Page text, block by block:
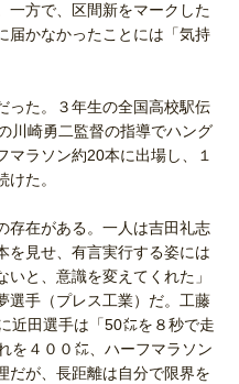
一方で、区間新をマークした
届かなかったことには「気持
た。３年生の全国高校駅伝
川崎勇二監督の指導でハング
マラソン約20本に出場し、１
た。
在がある。一人は吉田礼志
を見せ、有言実行する姿には
と、意識を変えてくれた」
選手（プレス工業）だ。工藤
近田選手は「50㍍を８秒で走
を４００㍍、ハーフマラソン
だが、長距離は自分で限界を